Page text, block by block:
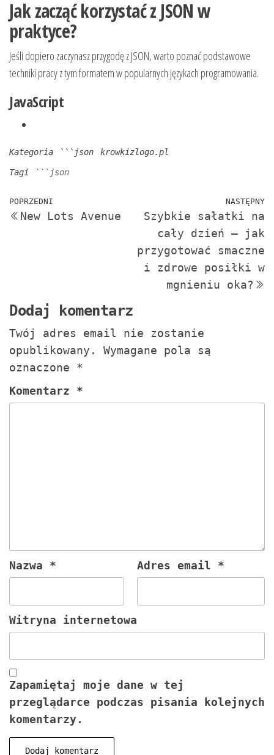
Jak zacząć korzystać z JSON w
praktyce?
Jeśli dopiero zaczynasz przygodę z JSON, warto poznać podstawowe
techniki pracy z tym formatem w popularnych językach programowania.
JavaScript
Kategoria ```json krowkizlogo.pl
Tagi ```json
Nawigacja
wpisu
Poprzedni
wpis
POPRZEDNI
New Lots Avenue
NASTĘPNY
Szybkie sałatki na
cały dzień – jak
przygotować smaczne
i zdrowe posiłki w
mgnieniu oka?
Dodaj komentarz
Twój adres email nie zostanie
opublikowany.
Wymagane pola są
oznaczone *
Komentarz *
Nazwa * Adres email *
Witryna internetowa
Zapamiętaj moje dane w tej
przeglądarce podczas pisania kolejnych
komentarzy.